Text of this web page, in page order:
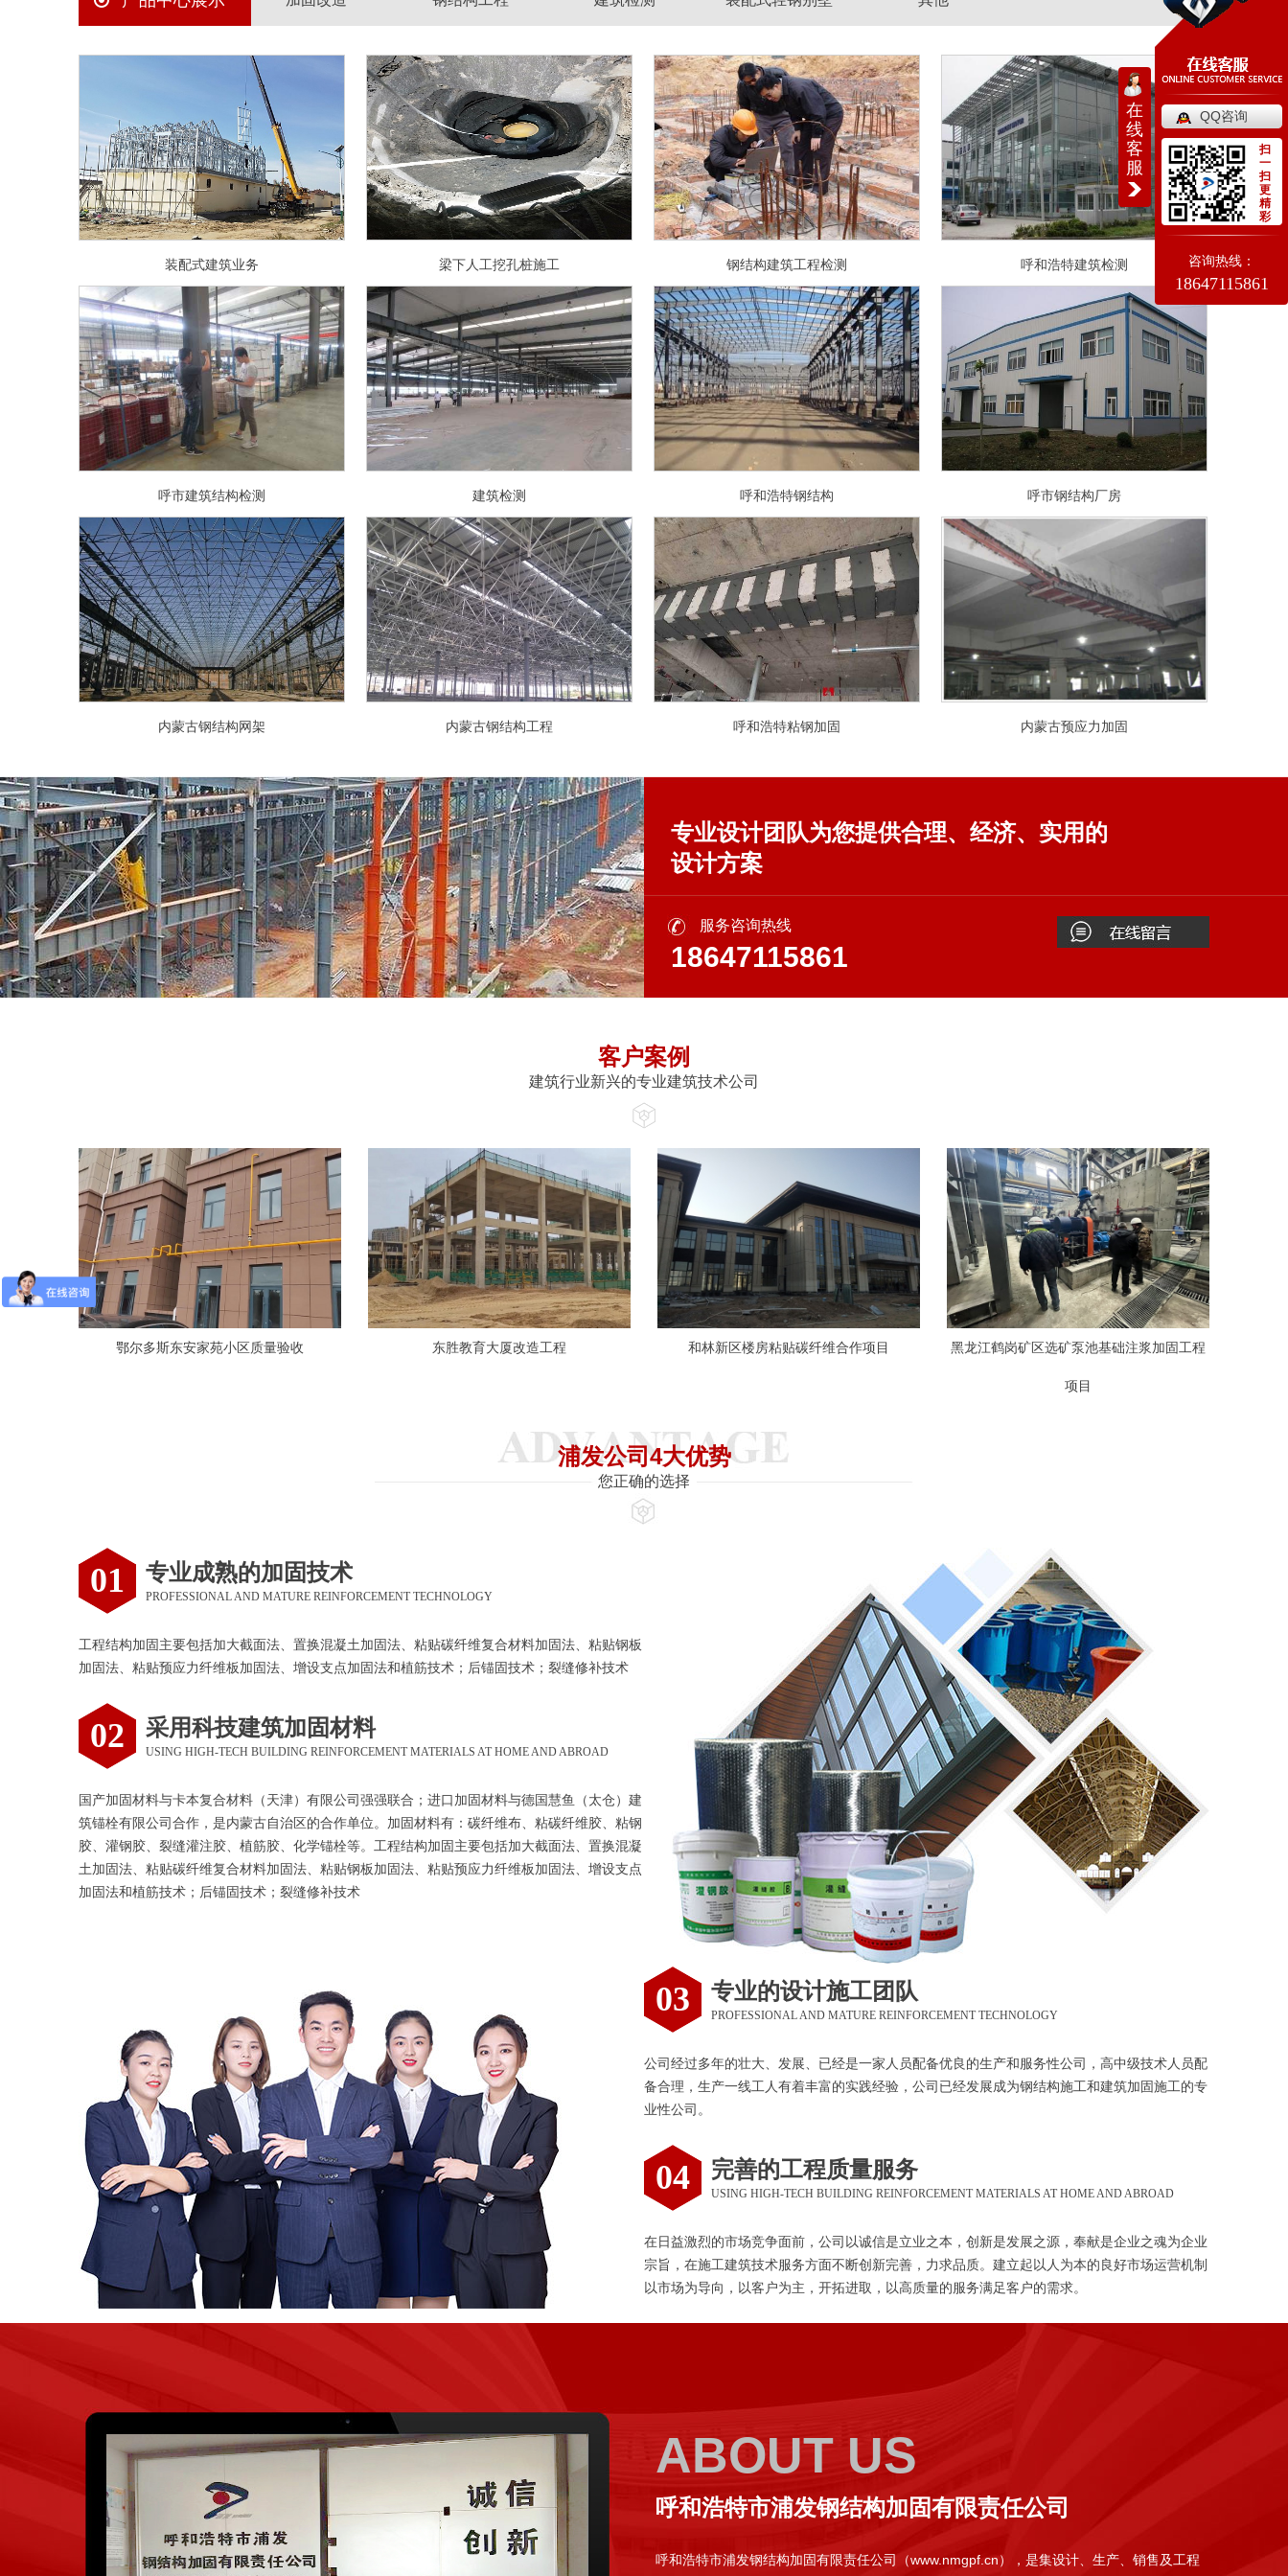
装配式建筑业务 梁下人工挖孔桩施工 钢结构建筑工程检测 呼和浩特建筑检测
呼市建筑结构检测 建筑检测 呼和浩特钢结构 呼市钢结构厂房
内蒙古钢结构网架 内蒙古钢结构工程 呼和浩特粘钢加固 内蒙古预应力加固
专业设计团队为您提供合理、经济、实用的
设计方案
服务咨询热线
18647115861
客户案例
建筑行业新兴的专业建筑技术公司
鄂尔多斯东安家苑小区质量验收 东胜教育大厦改造工程 和林新区楼房粘贴碳纤维合作项目 黑龙江鹤岗矿区选矿泵池基础注浆加固工程
项目
浦发公司4大优势
您正确的选择
01 专业成熟的加固技术
PROFESSIONAL AND MATURE REINFORCEMENT TECHNOLOGY
工程结构加固主要包括加大截面法、置换混凝土加固法、粘贴碳纤维复合材料加固法、粘贴钢板
加固法、粘贴预应力纤维板加固法、增设支点加固法和植筋技术；后锚固技术；裂缝修补技术
02 采用科技建筑加固材料
USING HIGH-TECH BUILDING REINFORCEMENT MATERIALS AT HOME AND ABROAD
国产加固材料与卡本复合材料（天津）有限公司强强联合；进口加固材料与德国慧鱼（太仓）建
筑锚栓有限公司合作，是内蒙古自治区的合作单位。加固材料有：碳纤维布、粘碳纤维胶、粘钢
胶、灌钢胶、裂缝灌注胶、植筋胶、化学锚栓等。工程结构加固主要包括加大截面法、置换混凝
土加固法、粘贴碳纤维复合材料加固法、粘贴钢板加固法、粘贴预应力纤维板加固法、增设支点
加固法和植筋技术；后锚固技术；裂缝修补技术
03 专业的设计施工团队
PROFESSIONAL AND MATURE REINFORCEMENT TECHNOLOGY
公司经过多年的壮大、发展、已经是一家人员配备优良的生产和服务性公司，高中级技术人员配
备合理，生产一线工人有着丰富的实践经验，公司已经发展成为钢结构施工和建筑加固施工的专
业性公司。
04 完善的工程质量服务
USING HIGH-TECH BUILDING REINFORCEMENT MATERIALS AT HOME AND ABROAD
在日益激烈的市场竞争面前，公司以诚信是立业之本，创新是发展之源，奉献是企业之魂为企业
宗旨，在施工建筑技术服务方面不断创新完善，力求品质。建立起以人为本的良好市场运营机制
以市场为导向，以客户为主，开拓进取，以高质量的服务满足客户的需求。
ABOUT US
呼和浩特市浦发钢结构加固有限责任公司
呼和浩特市浦发钢结构加固有限责任公司（www.nmgpf.cn），是集设计、生产、销售及工程
在
线
客
服
QQ咨询
扫
一
扫
更
精
彩
咨询热线：
18647115861